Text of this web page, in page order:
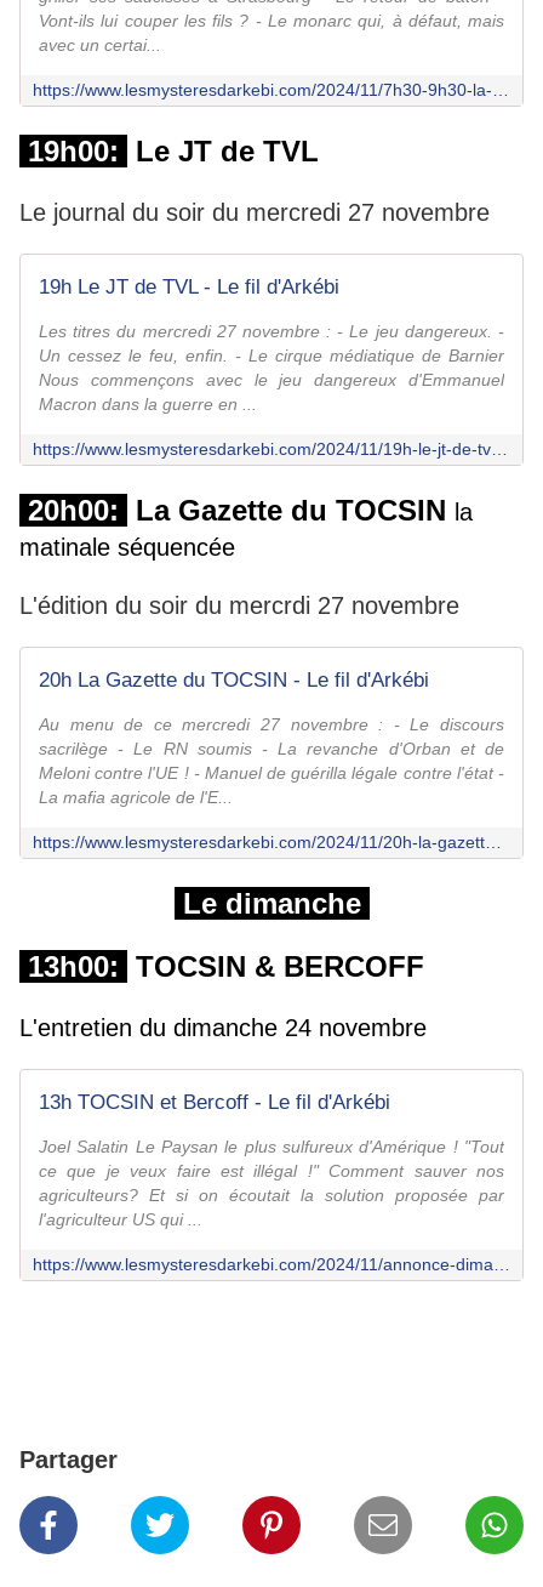
Vont-ils lui couper les fils ? - Le monarc qui, à défaut, mais
avec un certai...
19h00: Le JT de TVL
Le journal du soir du mercredi 27 novembre
19h Le JT de TVL - Le fil d'Arkébi
Les titres du mercredi 27 novembre : - Le jeu dangereux. -
Un cessez le feu, enfin. - Le cirque médiatique de Barnier
Nous commençons avec le jeu dangereux d'Emmanuel
Macron dans la guerre en ...
20h00: La Gazette du TOCSIN la
matinale séquencée
L'édition du soir du mercrdi 27 novembre
20h La Gazette du TOCSIN - Le fil d'Arkébi
Au menu de ce mercredi 27 novembre : - Le discours
sacrilège - Le RN soumis - La revanche d'Orban et de
Meloni contre l'UE ! - Manuel de guérilla légale contre l'état -
La mafia agricole de l'E...
Le dimanche
13h00: TOCSIN & BERCOFF
L'entretien du dimanche 24 novembre
13h TOCSIN et Bercoff - Le fil d'Arkébi
Joel Salatin Le Paysan le plus sulfureux d'Amérique ! "Tout
ce que je veux faire est illégal !" Comment sauver nos
agriculteurs? Et si on écoutait la solution proposée par
l'agriculteur US qui ...
Partager